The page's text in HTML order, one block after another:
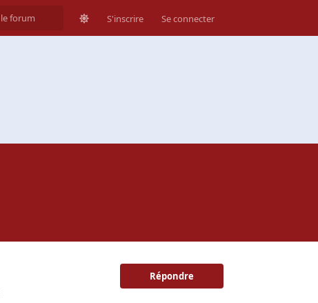
S'inscrire Se connecter
Répondre